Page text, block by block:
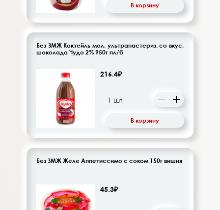
В корзину
Без ЗМЖ Коктейль мол. ультрапастериз. со вкус.
шоколада Чудо 2% 950г пл/б
216.4₽
В корзину
Без ЗМЖ Желе Аппетиссимо с соком 150г вишня
45.3₽